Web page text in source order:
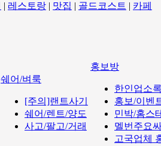
| 레스토랑 | 맛집 | 골드코스트 | 카페
쉐어/벼룩
[주의]랜트사기
쉐어/렌트/양도
사고/팔고/거래
홍보방
한인업소록
홍보/이벤
민박/홈스
멜번주요
고국업체